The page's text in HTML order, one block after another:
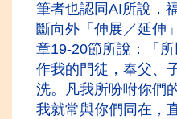
筆者也認同AI所說，
斷向外「伸展／延伸
章19-20節所說：「
作我的門徒，奉父、
洗。凡我所吩咐你們
我就常與你們同在，